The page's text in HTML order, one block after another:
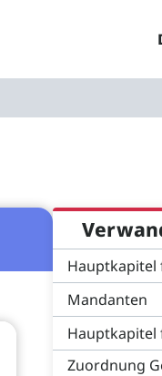
Hauptkapitel
Mandanten
Hauptkapitel
Zuordnung